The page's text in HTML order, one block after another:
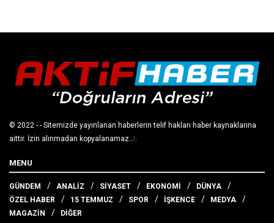
© 2022 - - Sitemizde yayınlanan haberlerin telif hakları haber kaynaklarına
aittir. İzin alınmadan kopyalanamaz.J.
MENU
GÜNDEM ANALİZ SİYASET EKONOMİ
DÜNYA
ÖZEL HABER
15 TEMMUZ SPOR İŞKENCE
MEDYA
MAGAZİN
DİĞER